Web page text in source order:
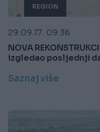
REGION
29.09.17. 09:36
NOVA
izgledao posljednji
Saznaj više